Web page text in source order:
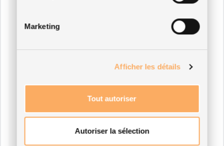
Marketing
Afficher les détails
Tout autoriser
Autoriser la sélection